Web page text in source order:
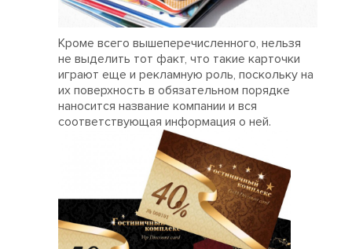
Кроме всего вышеперечисленного, нельзя
не выделить тот факт, что такие карточки
играют еще и рекламную роль, поскольку на
их поверхность в обязательном порядке
наносится название компании и вся
соответствующая информация о ней.